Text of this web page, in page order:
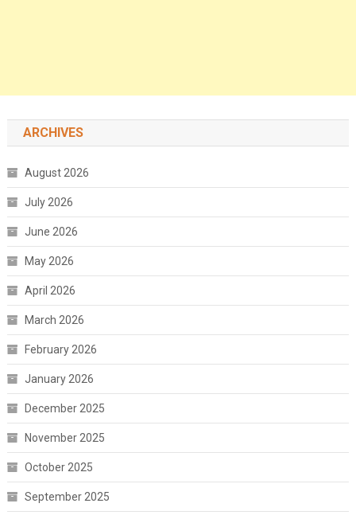
ARCHIVES
August 2026
July 2026
June 2026
May 2026
April 2026
March 2026
February 2026
January 2026
December 2025
November 2025
October 2025
September 2025